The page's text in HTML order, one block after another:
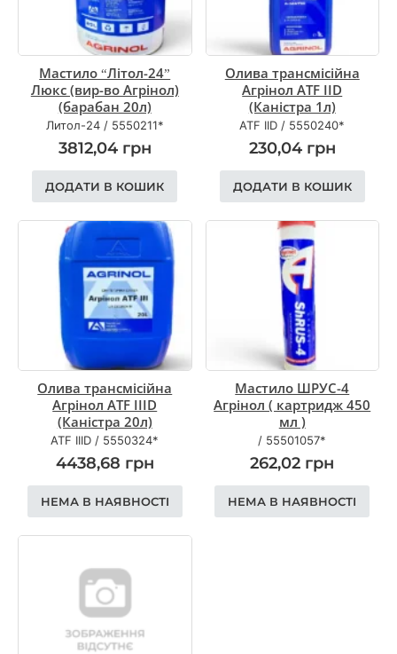
Мастило “Літол-24”
Люкс (вир-во Агрінол)
(барабан 20л)
Литол-24/ 5550211*
3812,04 грн
ДОДАТИ В КОШИК
Олива трансмісійна
Агрінол ATF IID
(Каністра 1л)
ATF IID / 5550240*
230,04 грн
ДОДАТИ В КОШИК
Олива трансмісійна
Агрінол ATF IІID
(Каністра 20л)
ATF IІID / 5550324*
4438,68 грн
НЕМА В НАЯВНОСТІ
Мастило ШРУС-4
Агрінол ( картридж 450
мл )
/ 55501057*
262,02 грн
НЕМА В НАЯВНОСТІ